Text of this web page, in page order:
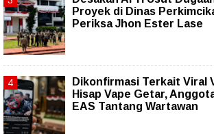
Proyek di Dinas
Periksa Jhon Ester Lase
Dikonfirmasi Terkait Viral
Hisap Vape Getar,
EAS Tantang Wartawan